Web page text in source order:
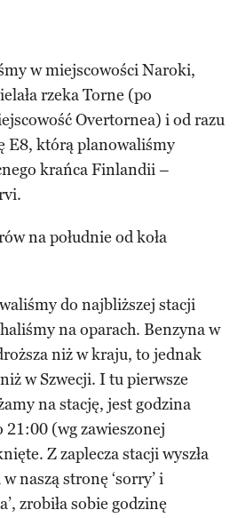
w miejscowości Naroki,
rzeka Torne (po
Overtornea) i od razu
E8, którą planowaliśmy
krańca Finlandii –
na południe od koła
do najbliższej stacji
na oparach. Benzyna w
niż w kraju, to jednak
w Szwecji. I tu pierwsze
na stację, jest godzina
21:00 (wg zawieszonej
Z zaplecza stacji wyszła
naszą stronę ‘sorry’ i
zrobiła sobie godzinę